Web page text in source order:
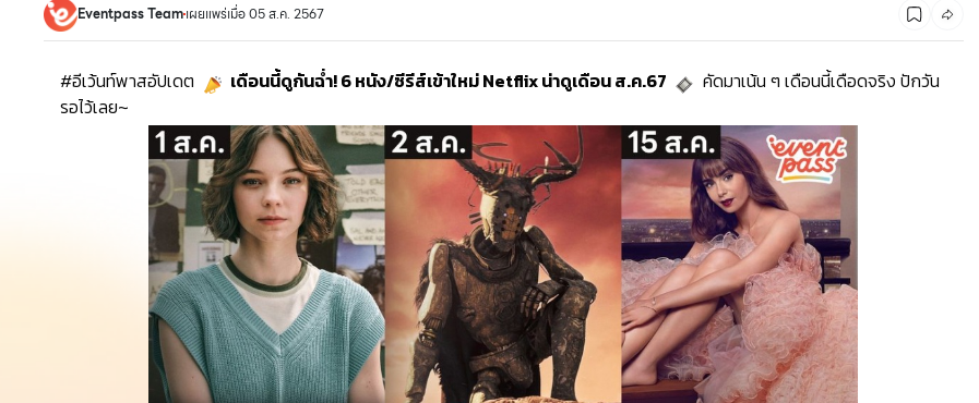
Eventpass Teamเผยแพร่เมื่อ 05 ส.ค. 2567
#อีเว้นท์พาสอัปเดต เดือนนี้ดูกันฉ่ำ! 6 หนัง/ซีรีส์เข้าใหม่ Netflix น่าดูเดือน ส.ค.67
คัดมาเน้น ๆ เดือนนี้เดือดจริง ปักวัน
รอไว้เลย~